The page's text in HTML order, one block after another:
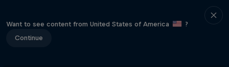
Want to see content from United States of America
?
Continue